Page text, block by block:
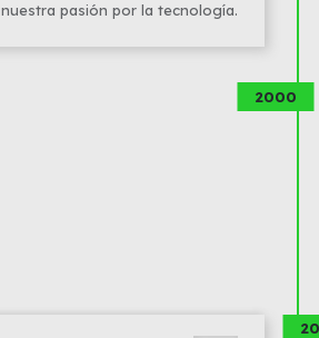
nuestra pasión por la tecnología.
2000